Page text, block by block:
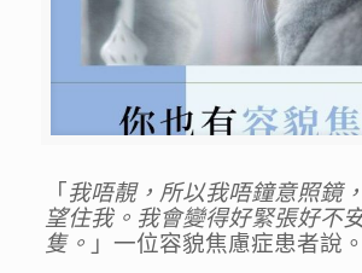
「 我唔靚，所以我唔鐘意照鏡
望住我。我會變得好緊張好不
隻。 」一位容貌焦慮症患者說。